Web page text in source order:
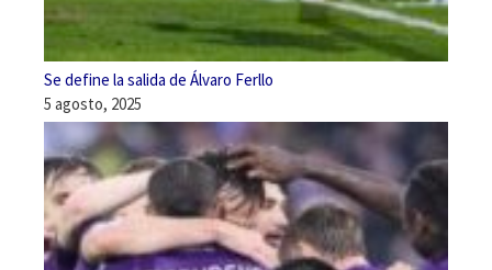
Se define la salida de Álvaro Ferllo
5 agosto, 2025